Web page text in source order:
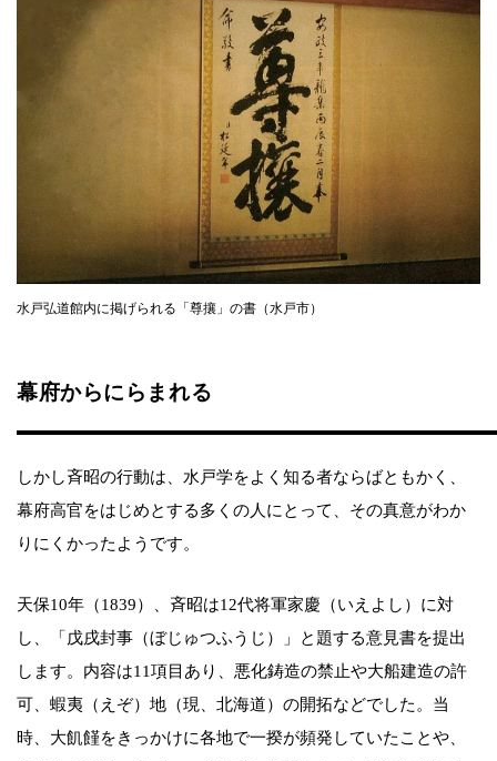
水戸弘道館内に掲げられる「尊攘」の書（水戸市）
幕府からにらまれる
しかし斉昭の行動は、水戸学をよく知る者ならばともかく、
幕府高官をはじめとする多くの人にとって、その真意がわか
りにくかったようです。
天保10年（1839）、斉昭は12代将軍家慶（いえよし）に対
し、「戊戌封事（ぼじゅつふうじ）」と題する意見書を提出
します。内容は11項目あり、悪化鋳造の禁止や大船建造の許
可、蝦夷（えぞ）地（現、北海道）の開拓などでした。当
時、大飢饉をきっかけに各地で一揆が頻発していたことや、